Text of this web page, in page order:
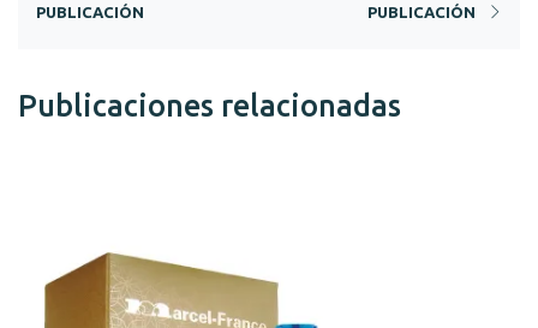
PUBLICACIÓN
PUBLICACIÓN
Publicaciones relacionadas